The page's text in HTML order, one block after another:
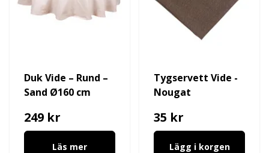
Duk Vide – Rund –
Sand Ø160 cm
249 kr
Läs mer
Tygservett Vide -
Nougat
35 kr
Lägg i korgen